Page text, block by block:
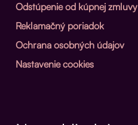
Odstúpenie od kúpnej zmluvy
Reklamačný poriadok
Ochrana osobných údajov
Nastavenie cookies